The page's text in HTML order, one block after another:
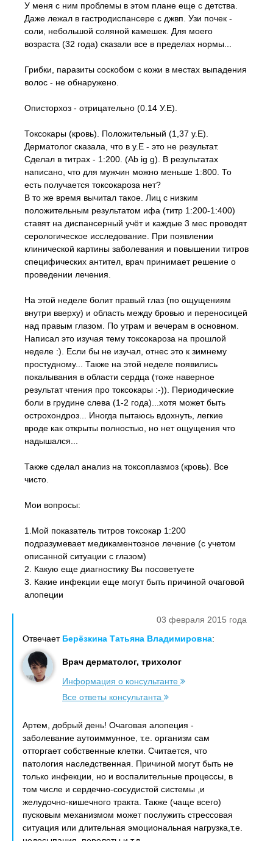
У меня с ним проблемы в этом плане еще с детства.
Даже лежал в гастродиспансере с джвп. Узи почек -
соли, небольшой соляной камешек. Для моего
возраста (32 года) сказали все в пределах нормы...
Грибки, паразиты соскобом с кожи в местах выпадения
волос - не обнаружено.
Описторхоз - отрицательно (0.14 У.Е).
Токсокары (кровь). Положительный (1,37 у.Е).
Дерматолог сказала, что в у.Е - это не результат.
Сделал в титрах - 1:200. (Ab ig g). В результатах
написано, что для мужчин можно меньше 1:800. То
есть получается токсокароза нет?
В то же время вычитал такое. Лиц с низким
положительным результатом ифа (титр 1:200-1:400)
ставят на диспансерный учёт и каждые 3 мес проводят
серологическое исследование. При появлении
клинической картины заболевания и повышении титров
специфических антител, врач принимает решение о
проведении лечения.
На этой неделе болит правый глаз (по ощущениям
внутри вверху) и область между бровью и переносицей
над правым глазом. По утрам и вечерам в основном.
Написал это изучая тему токсокароза на прошлой
неделе :). Если бы не изучал, отнес это к зимнему
простудному... Также на этой неделе появились
покалывания в области сердца (тоже наверное
результат чтения про токсокары :-)). Периодические
боли в грудине слева (1-2 года)...хотя может быть
острохондроз... Иногда пытаюсь вдохнуть, легкие
вроде как открыты полностью, но нет ощущения что
надышался...
Также сделал анализ на токсоплазмоз (кровь). Все
чисто.
Мои вопросы:
1.Мой показатель титров токсокар 1:200
подразумевает медикаментозное лечение (с учетом
описанной ситуации с глазом)
2. Какую еще диагностику Вы посоветуете
3. Какие инфекции еще могут быть причиной очаговой
алопеции
03 февраля 2015 года
Отвечает Берёзкина Татьяна Владимировна:
Врач дерматолог, трихолог
Информация о консультанте
Все ответы консультанта
Артем, добрый день! Очаговая алопеция -
заболевание аутоиммунное, т.е. организм сам
отторгает собственные клетки. Считается, что
патология наследственная. Причиной могут быть не
только инфекции, но и воспалительные процессы, в
том числе и сердечно-сосудистой системы ,и
желудочно-кишечного тракта. Также (чаще всего)
пусковым механизмом может послужить стрессовая
ситуация или длительная эмоциональная нагрузка,т.е.